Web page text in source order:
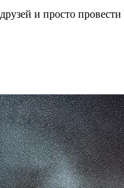
и просто